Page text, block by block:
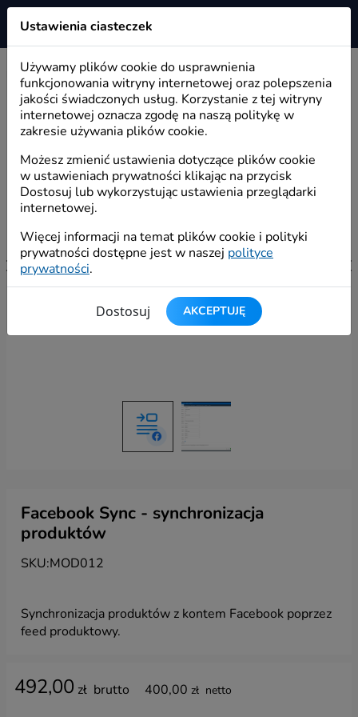
Wirtualizer
Start / Moduły / Sprzedaż
Facebook Sync - synchronizacja
produktów
SKU:MOD012
Synchronizacja produktów z kontem Facebook poprzez
feed produktowy.
492,00 zł brutto 400,00 zł netto
Ustawienia ciasteczek
Używamy plików cookie do usprawnienia
funkcjonowania witryny internetowej oraz polepszenia
jakości świadczonych usług. Korzystanie z tej witryny
internetowej oznacza zgodę na naszą politykę w
zakresie używania plików cookie.
Możesz zmienić ustawienia dotyczące plików cookie
w ustawieniach prywatności klikając na przycisk
Dostosuj lub wykorzystując ustawienia przeglądarki
internetowej.
Więcej informacji na temat plików cookie i polityki
prywatności dostępne jest w naszej polityce
prywatności.
Dostosuj AKCEPTUJĘ